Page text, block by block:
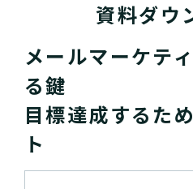
資料ダウ
メールマーケテ
る鍵
目標達成するた
ト